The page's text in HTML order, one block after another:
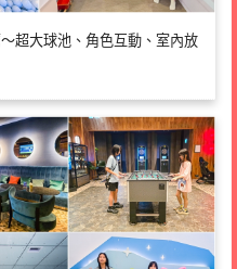
超大球池、角色互動、室內放